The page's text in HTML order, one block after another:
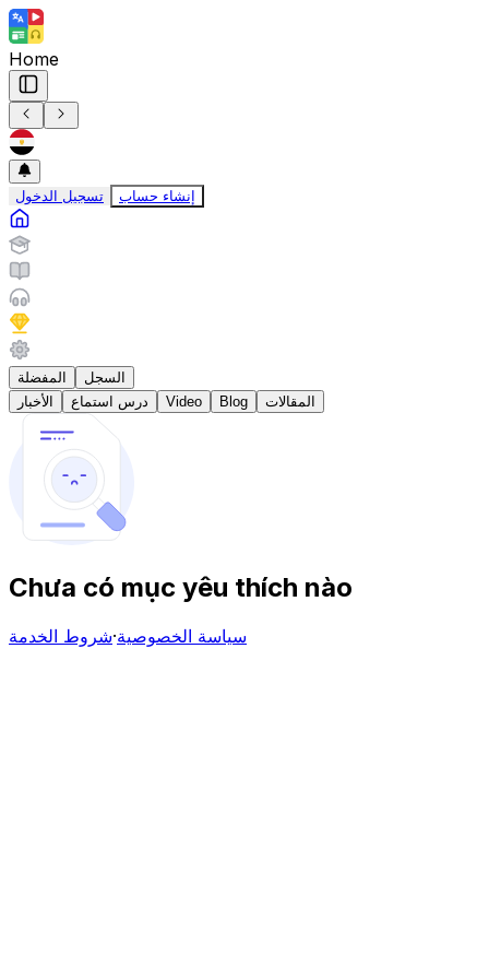
Home
تسجيل الدخول إنشاء حساب
المفضلة
السجل
الأخبار
درس استماع Video Blog المقالات
Chưa có mục yêu thích nào
سياسة الخصوصية·شروط الخدمة